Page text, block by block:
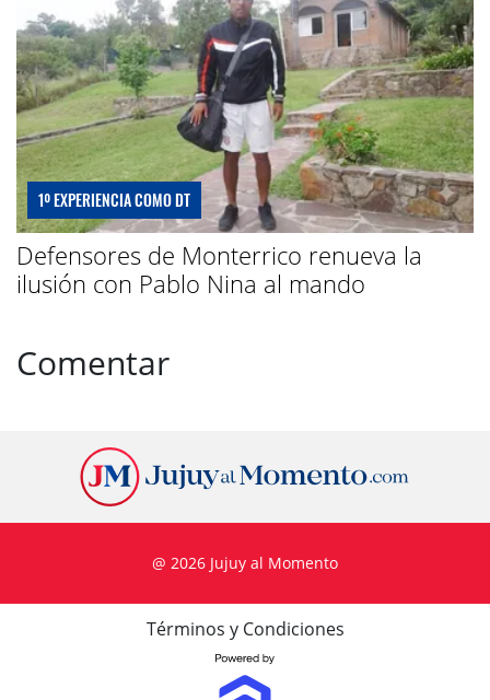
1º EXPERIENCIA COMO DT
Defensores de Monterrico renueva la
ilusión con Pablo Nina al mando
Comentar
@ 2026 Jujuy al Momento
Términos y Condiciones